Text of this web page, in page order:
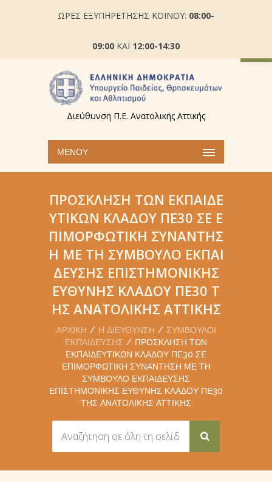
ΩΡΕΣ ΕΞΥΠΗΡΕΤΗΣΗΣ ΚΟΙΝΟΥ: 08:00-
09:00 ΚΑΙ 12:00-14:30
Διεύθυνση Π.Ε. Ανατολικής Αττικής
ΜΕΝΟΎ
ΠΡΌΣΚΛΗΣΗ ΤΩΝ ΕΚΠΑΙΔΕ
ΥΤΙΚΏΝ ΚΛΆΔΟΥ ΠΕ30 ΣΕ Ε
ΠΙΜΟΡΦΩΤΙΚΉ ΣΥΝΆΝΤΗΣ
Η ΜΕ ΤΗ ΣΎΜΒΟΥΛΟ ΕΚΠΑΊ
ΔΕΥΣΗΣ ΕΠΙΣΤΗΜΟΝΙΚΉΣ
ΕΥΘΎΝΗΣ ΚΛΆΔΟΥ ΠΕ30 Τ
ΗΣ ΑΝΑΤΟΛΙΚΉΣ ΑΤΤΙΚΉΣ
ΑΡΧΙΚΉ Η ΔΙΕΎΘΥΝΣΗ
ΣΎΜΒΟΥΛΟΙ
ΕΚΠΑΊΔΕΥΣΗΣ
ΠΡΌΣΚΛΗΣΗ ΤΩΝ
ΕΚΠΑΙΔΕΥΤΙΚΏΝ ΚΛΆΔΟΥ ΠΕ30 ΣΕ
ΕΠΙΜΟΡΦΩΤΙΚΉ ΣΥΝΆΝΤΗΣΗ ΜΕ ΤΗ
ΣΎΜΒΟΥΛΟ ΕΚΠΑΊΔΕΥΣΗΣ
ΕΠΙΣΤΗΜΟΝΙΚΉΣ ΕΥΘΎΝΗΣ ΚΛΆΔΟΥ ΠΕ30
ΤΗΣ ΑΝΑΤΟΛΙΚΉΣ ΑΤΤΙΚΉΣ